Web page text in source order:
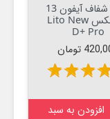
گلس شفاف آیفون 13
پرو مکس Lito New
D+ Pro
تومان
star
star
star
افزودن به سبد